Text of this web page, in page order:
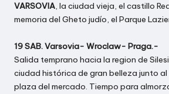
VARSOVIA, la ciudad vieja, el castillo
memoria del Gheto judío, el Parque
19 SAB. Varsovia- Wroclaw- Praga.-
Salida temprano hacia la region de
ciudad histórica de gran belleza junto
plaza del mercado. Tiempo para